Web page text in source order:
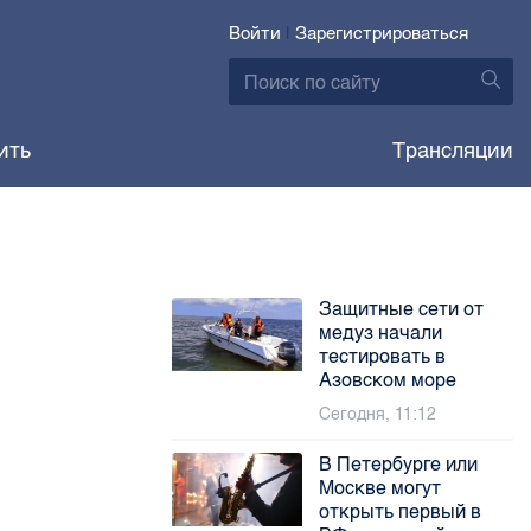
Войти | Зарегистрироваться
Трансляции
Защитные сети от
медуз начали
тестировать в
Азовском море
Сегодня, 11:12
В Петербурге или
Москве могут
открыть первый в